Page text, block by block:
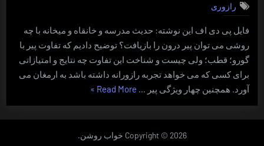
و
بازیابی
پیر
درون
رازوری
فایل پی دی اف این نوشته: حدیث مدرسه و خانقاه و میخانه با چه
روشی می توان پیر درون را بازیافت؟ توضیح دادیم که تفاوت پیر با
گورو؛ قطب؛ ولی چیست و شناخت این تفاوت چه نتایج و امتیازاتی
برای کسی که می خواهد تجربه رازورانه داشته باشد به ارمغان می
آورد. همچنین چهار ویژگی پیر … Read More “حدیث
خانقاه،
میخانه
»
Copyright © 2026 خواب روشن.